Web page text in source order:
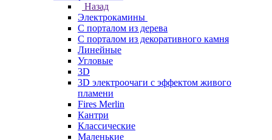
Назад
Электрокамины
С порталом из дерева
С порталом из декоративного камня
Линейные
Угловые
3D
3D электроочаги с эффектом живого
пламени
Fires Merlin
Кантри
Классические
Маленькие